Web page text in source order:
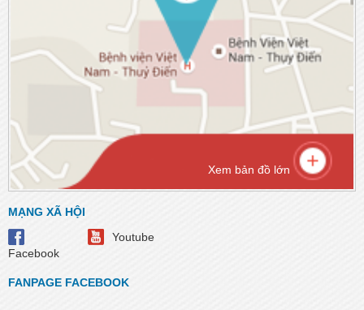
Xem bản đồ lớn
MẠNG XÃ HỘI
Facebook
Youtube
FANPAGE FACEBOOK